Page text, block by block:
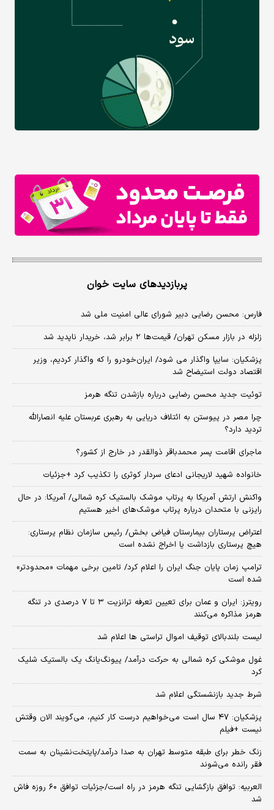
پربازدیدهای سایت خوان
فارس: محسن رضایی دبیر شورای عالی امنیت ملی شد
زلزله در بازار مسکن تهران/ قیمت‌ها ۲ برابر شد، خریدار ناپدید شد
پزشکیان: سایپا واگذار می شود/ ایران‌خودرو را که واگذار کردیم، وزیر
اقتصاد دولت استیضاح شد
توئیت جدید محسن رضایی درباره بازشدن تنگه هرمز
چرا مصر در پیوستن به ائتلاف دریایی به رهبری عربستان علیه انصارالله
تردید دارد؟
ماجرای اقامت پسر محمدباقر ذوالقدر در خارج از کشور؟
خانواده شهید لاریجانی ادعای سردار کوثری را تکذیب کرد +جزئیات
واکنش ارتش آمریکا به پرتاب موشک بالستیک کره شمالی/ آمریکا: در حال
رایزنی با متحدان درباره پرتاب موشک‌های اخیر هستیم
اعتراض پرستاران بیمارستان فیاض بخش/ رئیس سازمان نظام پرستاری:
هیچ پرستاری بازداشت یا اخراج نشده است
ترامپ زمان پایان جنگ ایران را اعلام کرد/ تامین برخی مهمات «محدودتر»
شده است
رویترز: ایران و عمان برای تعیین تعرفه ترانزیت ۳ تا ۷ درصدی در تنگه
هرمز مذاکره می‌کنند
لیست بلندبالای توقیف اموال تراستی ها اعلام شد
غول موشکی کره شمالی به حرکت درآمد/ پیونگ‌یانگ یک بالستیک شلیک
کرد
شرط جدید بازنشستگی اعلام شد
پزشکیان: ۴۷ سال است می‌خواهیم درست کار کنیم، می‌گویند الان وقتش
نیست +فیلم
زنگ خطر برای طبقه متوسط تهران به صدا درآمد/پایتخت‌نشینان به سمت
فقر رانده می‌شوند
العربیه: توافق بازگشایی تنگه هرمز در راه است/جزئیات توافق ۶۰ روزه فاش
شد